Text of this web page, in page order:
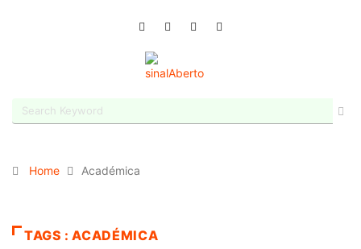
Home Académica
TAGS : ACADÉMICA